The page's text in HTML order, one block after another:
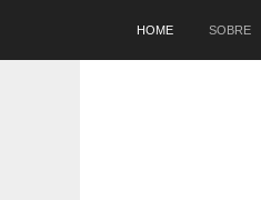
HOME SOBRE